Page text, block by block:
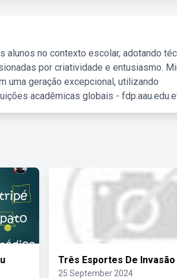
alunos no contexto escolar, adotando
por criatividade e entusiasmo.
uma geração excepcional, utilizando
acadêmicas globais -
Três Esportes De Invasão
25 September 2024